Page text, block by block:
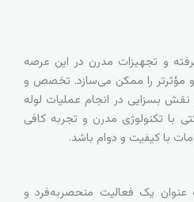
و تجهیزات مدرن در این عرصه
و مؤثرتر را ممکن می‌سازد. تخصص و
نقش بسزایی در انجام عملیات لوله
با تکنولوژی مدرن و تجربه کافی
با کیفیت و دوام باشد.
عنوان یک فعالیت منحصربه‌فرد و